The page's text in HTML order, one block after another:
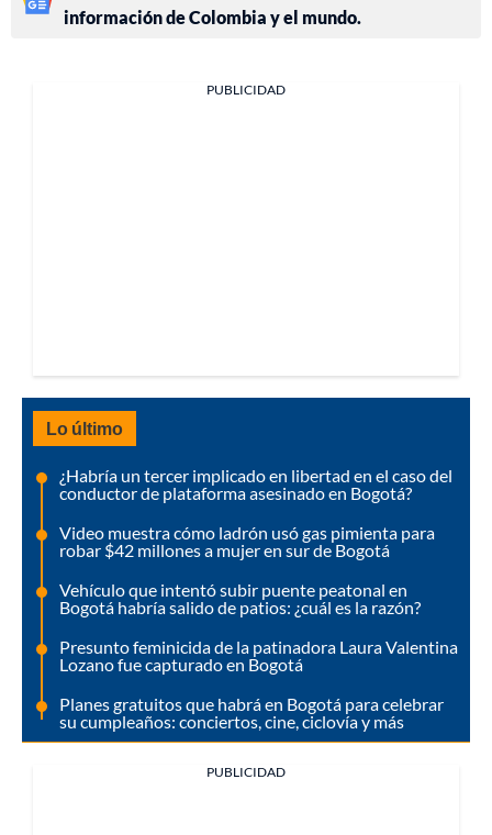
información de Colombia y el mundo.
PUBLICIDAD
Lo último
¿Habría un tercer implicado en libertad en el caso del
conductor de plataforma asesinado en Bogotá?
Video muestra cómo ladrón usó gas pimienta para
robar $42 millones a mujer en sur de Bogotá
Vehículo que intentó subir puente peatonal en
Bogotá habría salido de patios: ¿cuál es la razón?
Presunto feminicida de la patinadora Laura Valentina
Lozano fue capturado en Bogotá
Planes gratuitos que habrá en Bogotá para celebrar
su cumpleaños: conciertos, cine, ciclovía y más
PUBLICIDAD